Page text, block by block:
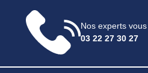
Nos experts
03 22 27 30 27